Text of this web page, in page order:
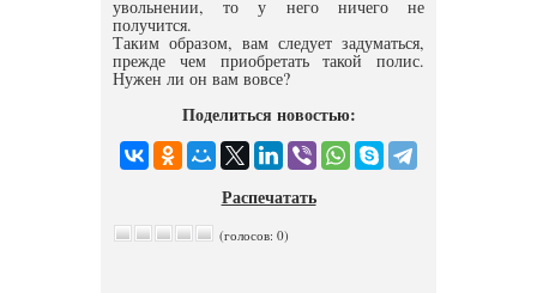
увольнении, то у него ничего не
получится.
Таким образом, вам следует задуматься,
прежде чем приобретать такой полис.
Нужен ли он вам вовсе?
Поделиться новостью:
Распечатать
(голосов: 0)